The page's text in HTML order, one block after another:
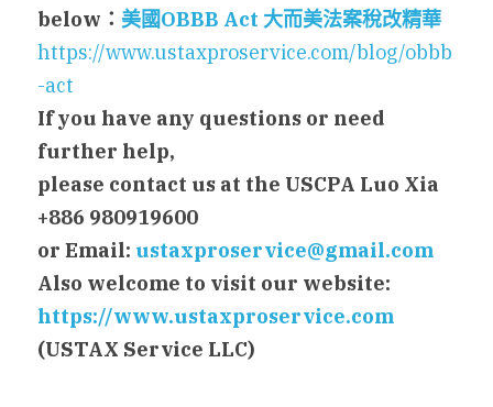
below ： 美國OBBB Act 大而美法案稅改精華
https://www.ustaxproservice.com/blog/obbb
-act
If you have any questions or need
further help,
please contact us at the USCPA Luo Xia
+886 980919600
or Email: ustaxproservice@gmail.com
https://www.ustaxproservice.com
(USTAX Service LLC)